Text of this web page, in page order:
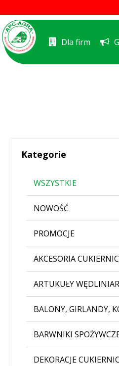
Dla firm
Kategorie
WSZYSTKIE
NOWOŚĆ
PROMOCJE
AKCESORIA
ARTUKUŁY
BALONY, GIRLANDY,
BARWNIKI
DEKORACJE